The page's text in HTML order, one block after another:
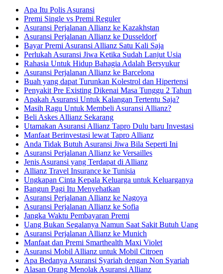
Apa Itu Polis Asuransi
Premi Single vs Premi Reguler
Asuransi Perjalanan Allianz ke Kazakhstan
Asuransi Perjalanan Allianz ke Dusseldorf
Bayar Premi Asuransi Allianz Satu Kali Saja
Perlukah Asuransi Jiwa Ketika Sudah Lanjut Usia
Rahasia Untuk Hidup Bahagia Adalah Bersyukur
Asuransi Perjalanan Allianz ke Barcelona
Buah yang dapat Turunkan Kolestrol dan Hipertensi
Penyakit Pre Existing Dikenai Masa Tunggu 2 Tahun
Apakah Asuransi Untuk Kalangan Tertentu Saja?
Masih Ragu Untuk Membeli Asuransi Allianz?
Beli Askes Allianz Sekarang
Utamakan Asuransi Allianz Tapro Dulu baru Investasi
Manfaat Berinvestasi lewat Tapro Allianz
Anda Tidak Butuh Asuransi Jiwa Bila Seperti Ini
Asuransi Perjalanan Allianz ke Versailles
Jenis Asuransi yang Terdapat di Allianz
Allianz Travel Insurance ke Tunisia
Ungkapan Cinta Kepala Keluarga untuk Keluarganya
Bangun Pagi Itu Menyehatkan
Asuransi Perjalanan Allianz ke Nagoya
Asuransi Perjalanan Allianz ke Sofia
Jangka Waktu Pembayaran Premi
Uang Bukan Segalanya Namun Saat Sakit Butuh Uang
Asuransi Perjalanan Allianz ke Munich
Manfaat dan Premi Smarthealth Maxi Violet
Asuransi Mobil Allianz untuk Mobil Citroen
Apa Bedanya Asuransi Syariah dengan Non Syariah
Alasan Orang Menolak Asuransi Allianz